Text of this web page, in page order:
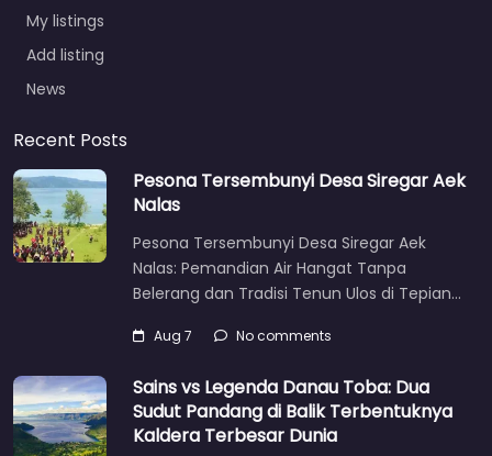
My listings
Add listing
News
Recent Posts
Pesona Tersembunyi Desa Siregar Aek
Nalas
Pesona Tersembunyi Desa Siregar Aek
Nalas: Pemandian Air Hangat Tanpa
Belerang dan Tradisi Tenun Ulos di Tepian…
Aug 7 No comments
Sains vs Legenda Danau Toba: Dua
Sudut Pandang di Balik Terbentuknya
Kaldera Terbesar Dunia